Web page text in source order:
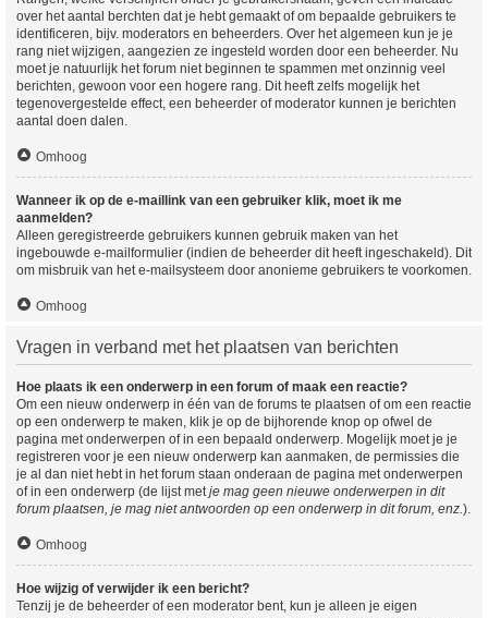
over het aantal berchten dat je hebt gemaakt of om bepaalde gebruikers te
identificeren, bijv. moderators en beheerders. Over het algemeen kun je je
rang niet wijzigen, aangezien ze ingesteld worden door een beheerder. Nu
moet je natuurlijk het forum niet beginnen te spammen met onzinnig veel
berichten, gewoon voor een hogere rang. Dit heeft zelfs mogelijk het
tegenovergestelde effect, een beheerder of moderator kunnen je berichten
aantal doen dalen.
Omhoog
Wanneer ik op de e-maillink van een gebruiker klik, moet ik me
aanmelden?
Alleen geregistreerde gebruikers kunnen gebruik maken van het
ingebouwde e-mailformulier (indien de beheerder dit heeft ingeschakeld). Dit
om misbruik van het e-mailsysteem door anonieme gebruikers te voorkomen.
Omhoog
Vragen in verband met het plaatsen van berichten
Hoe plaats ik een onderwerp in een forum of maak een reactie?
Om een nieuw onderwerp in één van de forums te plaatsen of om een reactie
op een onderwerp te maken, klik je op de bijhorende knop op ofwel de
pagina met onderwerpen of in een bepaald onderwerp. Mogelijk moet je je
registreren voor je een nieuw onderwerp kan aanmaken, de permissies die
je al dan niet hebt in het forum staan onderaan de pagina met onderwerpen
of in een onderwerp (de lijst metje mag geen nieuwe onderwerpen in dit
forum plaatsen, je mag niet antwoorden op een onderwerp in dit forum, enz.).
Omhoog
Hoe wijzig of verwijder ik een bericht?
Tenzij je de beheerder of een moderator bent, kun je alleen je eigen